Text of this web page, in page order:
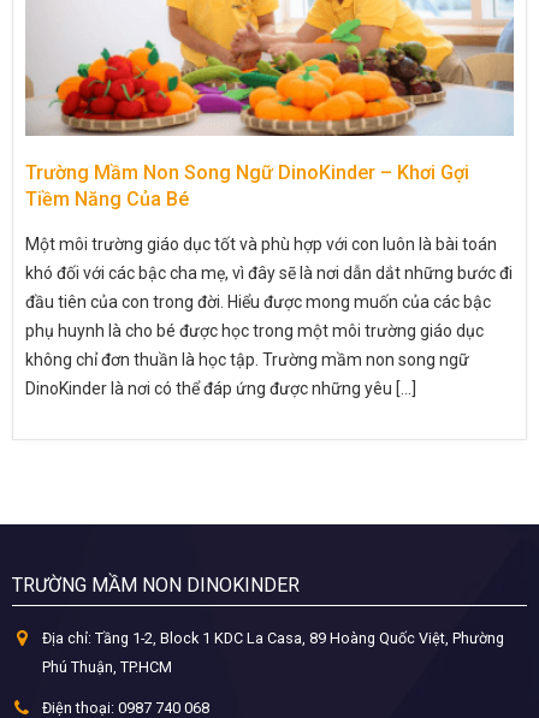
Trường Mầm Non Song Ngữ DinoKinder – Khơi Gợi
Tiềm Năng Của Bé
Một môi trường giáo dục tốt và phù hợp với con luôn là bài toán
khó đối với các bậc cha mẹ, vì đây sẽ là nơi dẫn dắt những bước đi
đầu tiên của con trong đời. Hiểu được mong muốn của các bậc
phụ huynh là cho bé được học trong một môi trường giáo dục
không chỉ đơn thuần là học tập. Trường mầm non song ngữ
DinoKinder là nơi có thể đáp ứng được những yêu [...]
TRƯỜNG MẦM NON DINOKINDER
Địa chỉ: Tầng 1-2, Block 1 KDC La Casa, 89 Hoàng Quốc Việt, Phường
Phú Thuận, TP.HCM
Điện thoại: 0987 740 068